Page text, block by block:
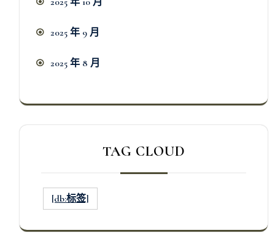
2025 年 9 月
2025 年 8 月
TAG CLOUD
[db:标签]